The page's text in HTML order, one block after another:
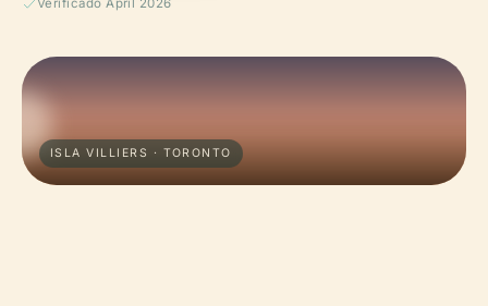
Verificado April 2026
ISLA VILLIERS · TORONTO